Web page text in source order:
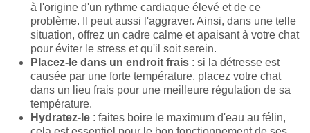
à l'origine d'un rythme cardiaque élevé et de ce
problème. Il peut aussi l'aggraver. Ainsi, dans une telle
situation, offrez un cadre calme et apaisant à votre chat
pour éviter le stress et qu'il soit serein.
Placez-le dans un endroit frais : si la détresse est
causée par une forte température, placez votre chat
dans un lieu frais pour une meilleure régulation de sa
température.
Hydratez-le : faites boire le maximum d'eau au félin,